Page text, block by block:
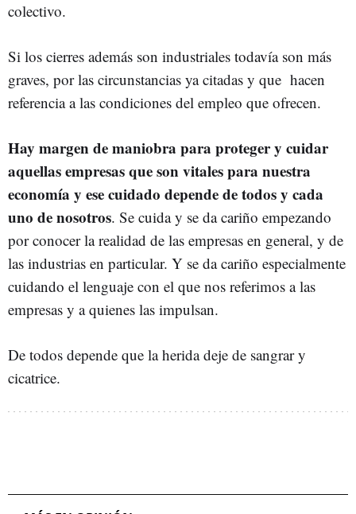
colectivo.
Si los cierres además son industriales todavía son más
graves, por las circunstancias ya citadas y que hacen
referencia a las condiciones del empleo que ofrecen.
Hay margen de maniobra para proteger y cuidar
aquellas empresas que son vitales para nuestra
economía y ese cuidado depende de todos y cada
uno de nosotros. Se cuida y se da cariño empezando
por conocer la realidad de las empresas en general, y de
las industrias en particular. Y se da cariño especialmente
cuidando el lenguaje con el que nos referimos a las
empresas y a quienes las impulsan.
De todos depende que la herida deje de sangrar y
cicatrice.